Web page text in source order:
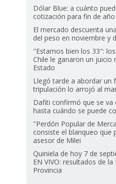
Dólar Blue: a cuánto
cotización para fin de año
El mercado descuenta
del peso en noviembre y
"Estamos bien los 33":
Chile le ganaron un juicio
Estado
Llegó tarde a abordar un
tripulación lo arrojó al
Dafiti confirmó que se va
hasta cuándo se puede
"Perdón Popular de
consiste el blanqueo que
asesor de Milei
Quiniela de hoy 7 de
EN VIVO: resultados de
Provincia